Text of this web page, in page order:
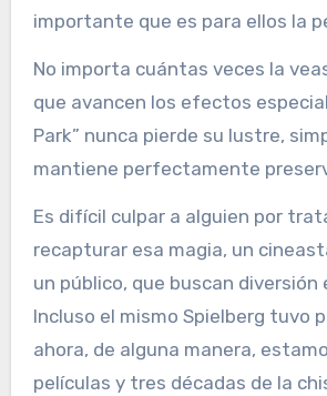
importante que es para ellos la
No importa cuántas veces la veas, o lo mucho
que avancen los efectos
Park” nunca pierde su lustre,
mantiene perfectamente
Es difícil culpar a alguien por tratar de
recapturar esa magia, un
un público, que buscan diversión
Incluso el mismo Spielberg tuvo
ahora, de alguna manera,
películas y tres décadas de la